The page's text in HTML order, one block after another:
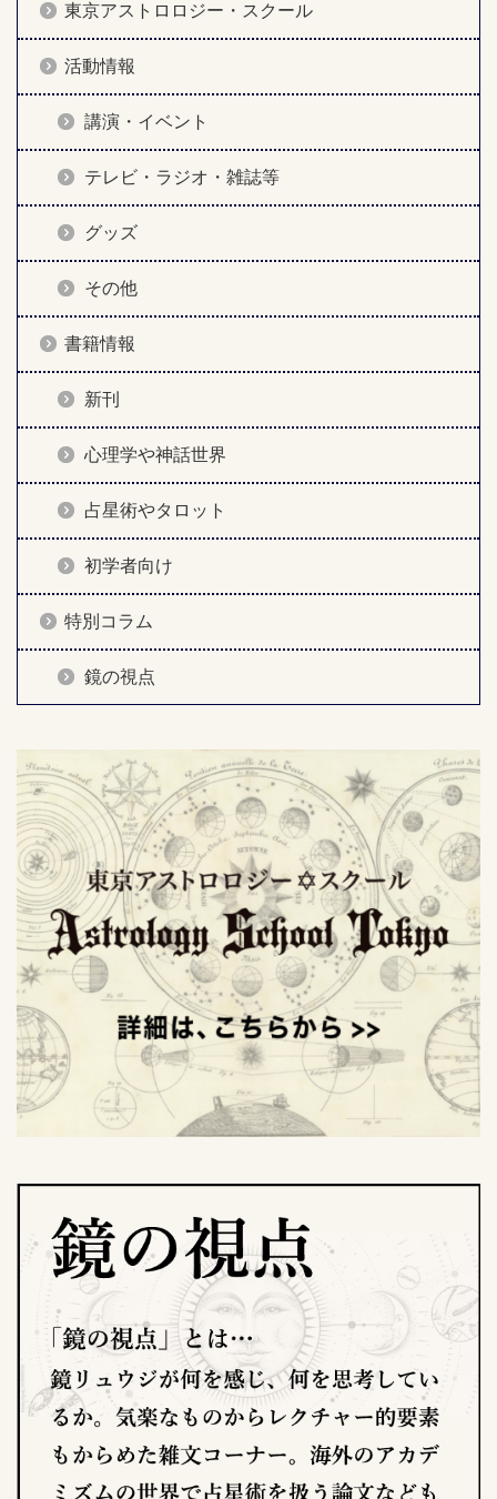
東京アストロロジー・スクール
活動情報
講演・イベント
テレビ・ラジオ・雑誌等
グッズ
その他
書籍情報
新刊
心理学や神話世界
占星術やタロット
初学者向け
特別コラム
鏡の視点